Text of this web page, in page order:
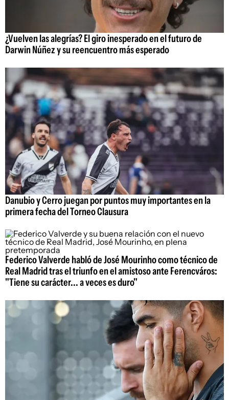
¿Vuelven las alegrías? El giro inesperado en el futuro de
Darwin Núñez y su reencuentro más esperado
Danubio y Cerro juegan por puntos muy importantes en la
primera fecha del Torneo Clausura
Federico Valverde habló de José Mourinho como técnico de
Real Madrid tras el triunfo en el amistoso ante Ferencváros:
"Tiene su carácter... a veces es duro"